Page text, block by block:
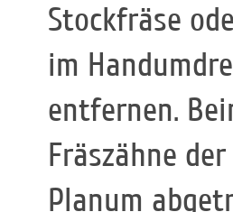
Stockfräse
im
entfernen.
Fräszähne
Planum